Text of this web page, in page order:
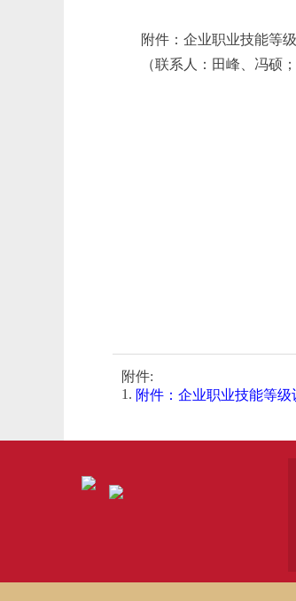
附件：企业职业技能等
（联系人：田峰、冯硕
附件:
1. 附件：企业职业技能等